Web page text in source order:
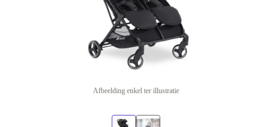
Afbeelding enkel ter illustratie